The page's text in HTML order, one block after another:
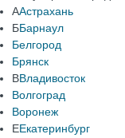
ААстрахань
ББарнаул
Белгород
Брянск
ВВладивосток
Волгоград
Воронеж
ЕЕкатеринбург